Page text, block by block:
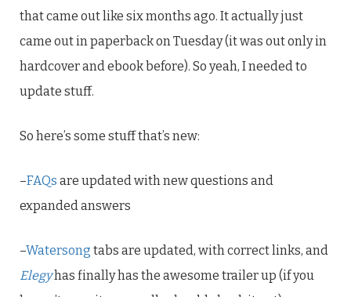
that came out like six months ago. It actually just
came out in paperback on Tuesday (it was out only in
hardcover and ebook before). So yeah, I needed to
update stuff.
So here’s some stuff that’s new:
–FAQs are updated with new questions and
expanded answers
–Watersong tabs are updated, with correct links, and
Elegyhas finally has the awesome trailer up (if you